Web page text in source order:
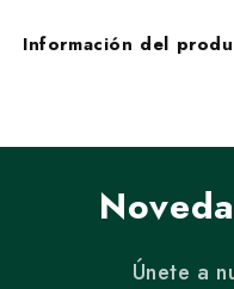
Información del
Únete a